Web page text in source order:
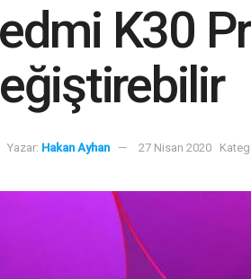
K30
Yazar: Hakan Ayhan 27 Nisan 2020